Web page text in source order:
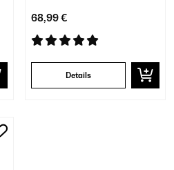
68,99 €
Details